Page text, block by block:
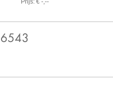
Prijs: € -,--